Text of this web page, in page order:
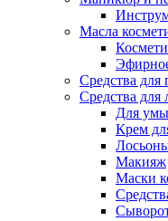
Масла
Средства для
Средства для
Для
Крем
Макияж
Маски